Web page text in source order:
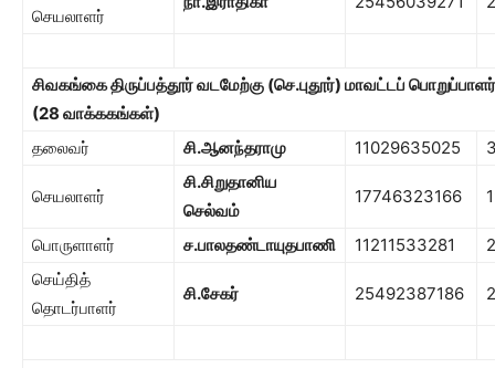
செயலாளர்
சிவகங்கை திருப்பத்தூர் வடமேற்கு (செ.புதூர்) மாவட்டப்
(28 வாக்ககங்கள்)
தலைவர்
சி.ஆனந்தராமு 11029635025
செயலாளர்
சி.சிறுதானிய
செல்வம்
17746323166
பொருளாளர் ச.பாலதண்டாயுதபாணி 11211533281
செய்தித்
தொடர்பாளர்
சி.சேகர் 25492387186